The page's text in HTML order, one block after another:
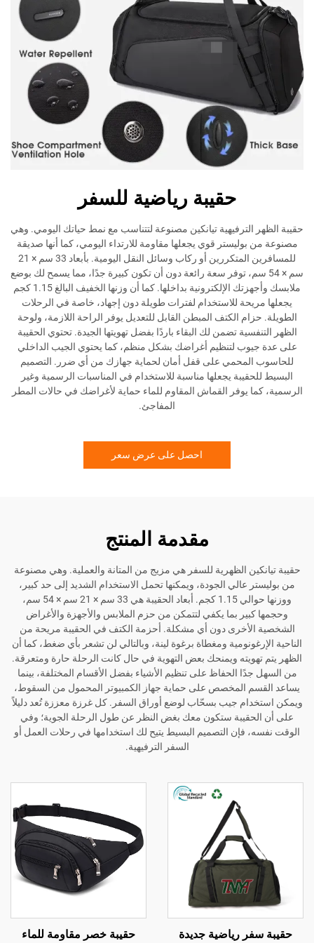
حقيبة رياضية للسفر
الترفيهية تيانكين مصنوعة لتتناسب مع نمط حياتك اليومي. وهي
قوي يجعلها مقاومة للارتداء اليومي، كما أنها صديقة
للمسافرين المتكررين أو ركاب وسائل النقل اليومية. بأبعاد 33 سم × 21
54 سم، توفر سعة رائعة دون أن تكون كبيرة جدًا، مما يسمح لك بوضع
ملابسك وأجهزتك الإلكترونية بداخلها. كما أن وزنها الخفيف البالغ 1.15 كجم
للاستخدام لفترات طويلة دون إجهاد، خاصة في الرحلات
الكتف المبطن القابل للتعديل يوفر الراحة اللازمة، ولوحة
تضمن لك البقاء باردًا بفضل تهويتها الجيدة. تحتوي الحقيبة
لتنظيم أغراضك بشكل منظم، كما يحتوي الجيب الداخلي
على قفل أمان لحماية جهازك من أي ضرر. التصميم
يجعلها مناسبة للاستخدام في المناسبات الرسمية وغير
يوفر القماش المقاوم للماء حماية لأغراضك في حالات المطر
احصل على عرض سعر
مقدمة المنتج
الظهرية للسفر هي مزيج من المتانة والعملية. وهي مصنوعة
عالي الجودة، ويمكنها تحمل الاستخدام الشديد إلى حد كبير،
ووزنها حوالي 1.15 كجم. أبعاد الحقيبة هي 33 سم × 21 سم × 54 سم،
بما يكفي لتتمكن من حزم الملابس والأجهزة والأغراض
دون أي مشكلة. أحزمة الكتف في الحقيبة مريحة من
ومغطاة برغوة لينة، وبالتالي لن تشعر بأي ضغط، كما أن
ويمنحك بعض التهوية في حال كانت الرحلة حارة ومتعرقة.
الحفاظ على تنظيم الأشياء بفضل الأقسام المختلفة، بينما
المخصص على حماية جهاز الكمبيوتر المحمول من السقوط،
جيب بسحّاب لوضع أوراق السفر. كل غرزة معززة تُعد دليلاً
ستكون معك بغض النظر عن طول الرحلة الجوية؛ وفي
فإن التصميم البسيط يتيح لك استخدامها في رحلات العمل أو
السفر الترفيهية.
رياضية جديدة
حقيبة خصر مقاومة للماء
حقيبة